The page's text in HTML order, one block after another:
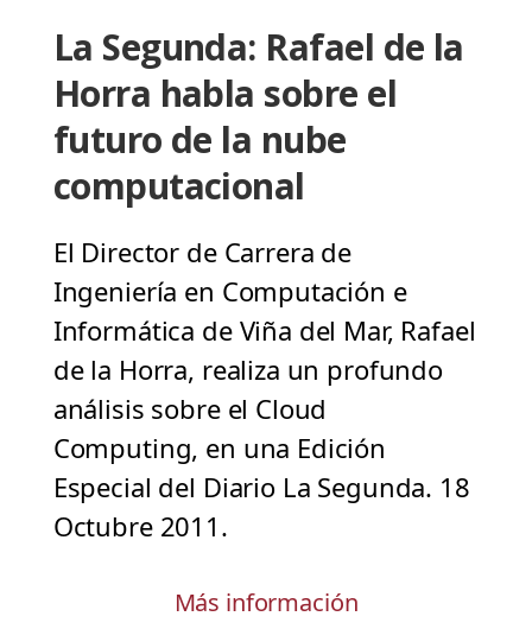
La Segunda: Rafael de la
Horra habla sobre el
futuro de la nube
computacional
El Director de Carrera de
Ingeniería en Computación e
Informática de Viña del Mar, Rafael
de la Horra, realiza un profundo
análisis sobre el Cloud
Computing, en una Edición
Especial del Diario La Segunda. 18
Octubre 2011.
Más información